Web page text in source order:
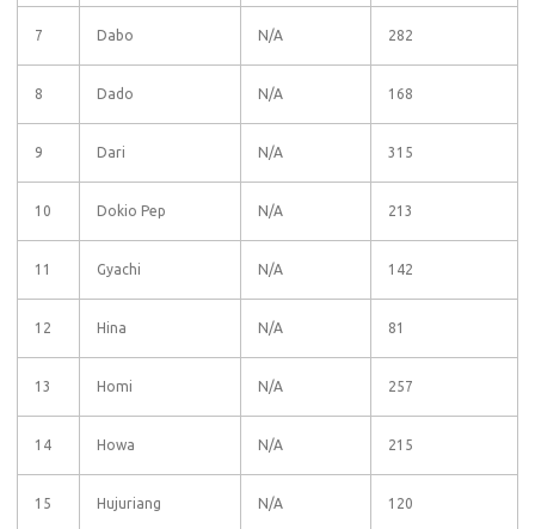
7 Dabo N/A 282
8 Dado N/A 168
9 Dari N/A 315
10 Dokio Pep N/A 213
11 Gyachi N/A 142
12 Hina N/A 81
13 Homi N/A 257
14 Howa N/A 215
15 Hujuriang N/A 120